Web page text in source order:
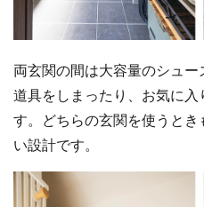
両玄関の間は大容量のシュ
道具をしまったり、お気に入
す。どちらの玄関を使うと
い設計です。